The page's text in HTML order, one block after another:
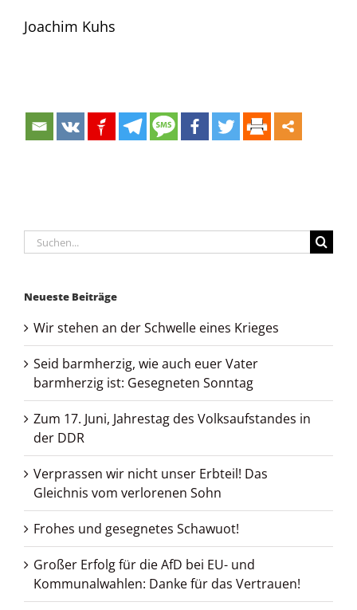
Joachim Kuhs
Suche
nach:
Neueste Beiträge
Wir stehen an der Schwelle eines Krieges
Seid barmherzig, wie auch euer Vater
barmherzig ist: Gesegneten Sonntag
Zum 17. Juni, Jahrestag des Volksaufstandes in
der DDR
Verprassen wir nicht unser Erbteil! Das
Gleichnis vom verlorenen Sohn
Frohes und gesegnetes Schawuot!
Großer Erfolg für die AfD bei EU- und
Kommunalwahlen: Danke für das Vertrauen!